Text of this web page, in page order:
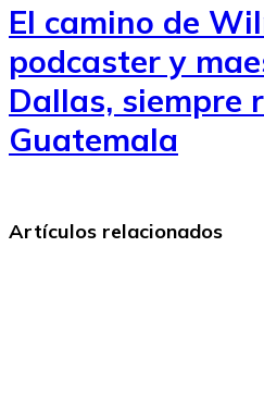
El camino de
podcaster y
Dallas, siempre
Guatemala
Artículos relacionados